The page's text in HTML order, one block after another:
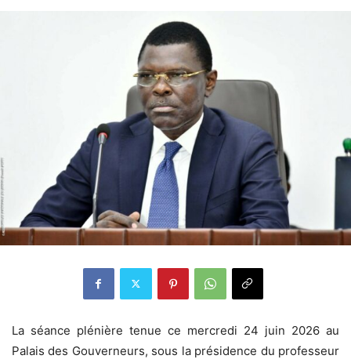
La séance plénière tenue ce mercredi 24 juin 2026 au
Palais des Gouverneurs, sous la présidence du professeur